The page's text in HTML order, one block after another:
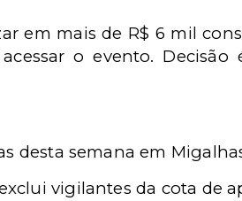
em mais de R$ 6 mil
o evento.
desta semana em
vigilantes da cota de